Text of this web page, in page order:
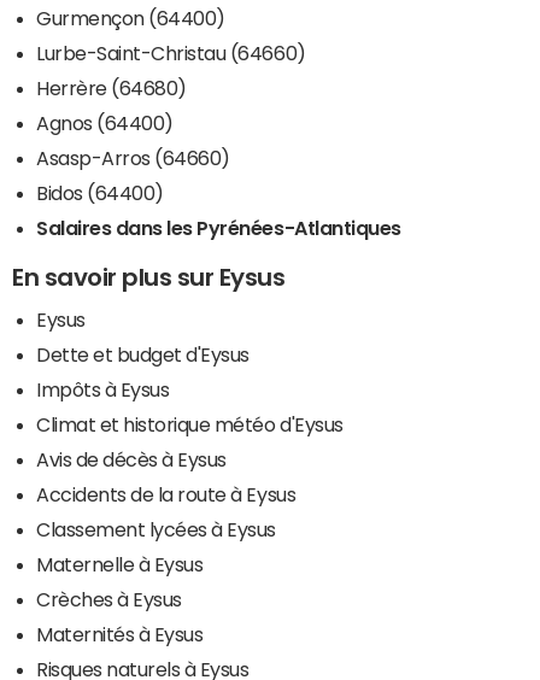
Gurmençon (64400)
Lurbe-Saint-Christau (64660)
Herrère (64680)
Agnos (64400)
Asasp-Arros (64660)
Bidos (64400)
Salaires dans les Pyrénées-Atlantiques
En savoir plus sur Eysus
Eysus
Dette et budget d'Eysus
Impôts à Eysus
Climat et historique météo d'Eysus
Avis de décès à Eysus
Accidents de la route à Eysus
Classement lycées à Eysus
Maternelle à Eysus
Crèches à Eysus
Maternités à Eysus
Risques naturels à Eysus